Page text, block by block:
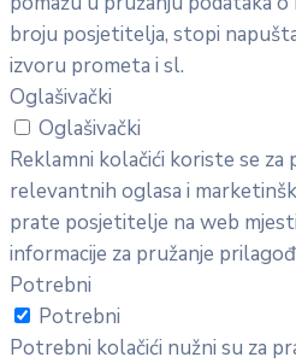
broju posjetitelja, stopi
izvoru prometa i sl.
Oglašivački
Oglašivački
Reklamni kolačići koriste se
relevantnih oglasa i
prate posjetitelje na web
informacije za pružanje
Potrebni
Potrebni
Potrebni kolačići nužni su za